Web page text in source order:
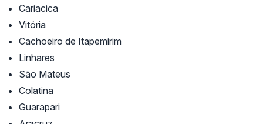
Cariacica
Vitória
Cachoeiro de Itapemirim
Linhares
São Mateus
Colatina
Guarapari